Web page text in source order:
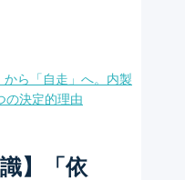
】「依